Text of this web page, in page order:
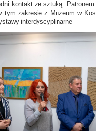
kontakt ze sztuką.
tym zakresie z Muzeum w
interdyscyplinarne